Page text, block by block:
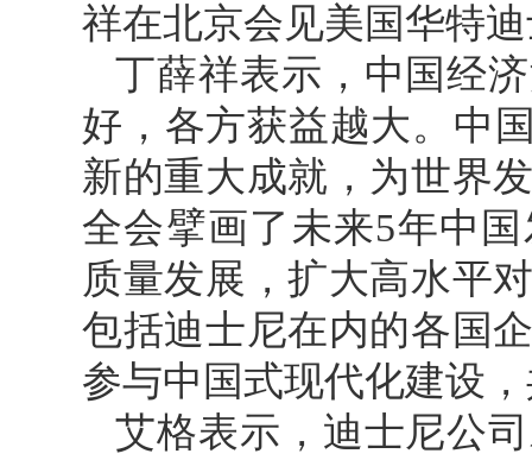
祥在北京会见美国华特
丁薛祥表示，中国经
好，各方获益越大。中
新的重大成就，为世界
全会擘画了未来5年中
质量发展，扩大高水平
包括迪士尼在内的各国
参与中国式现代化建设
艾格表示，迪士尼公